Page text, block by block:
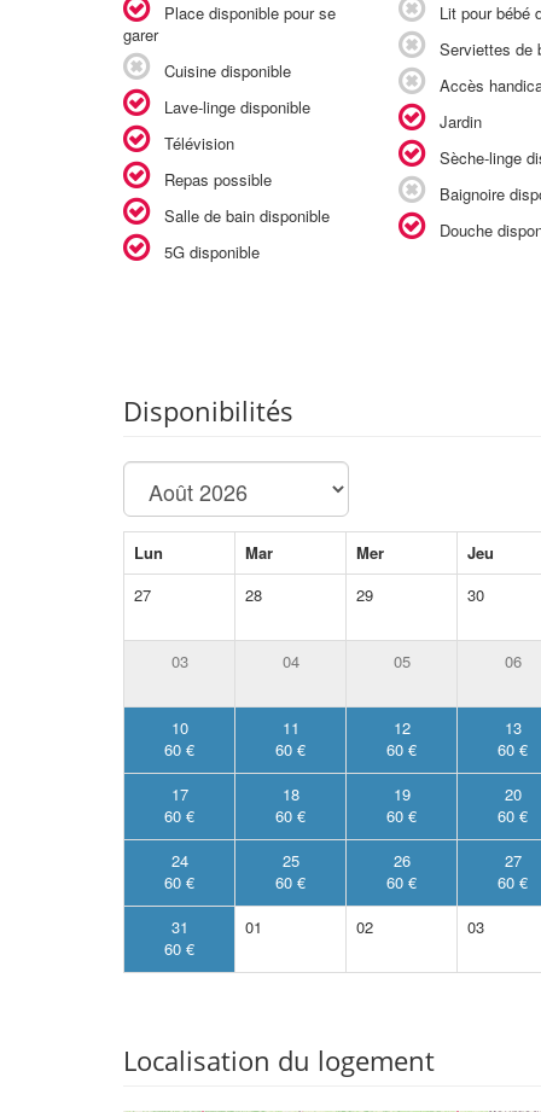
Place disponible pour se
garer
Cuisine disponible
Lave-linge disponible
Télévision
Repas possible
Salle de bain disponible
5G disponible
Lit pour bébé
Serviettes de
Accès
Jardin
Sèche-linge
Baignoire
Douche
Disponibilités
Lun Mar Mer
Jeu
27
28 29 30
03 04 05 06
10
60 €
11
60 €
12
60 €
13
60 €
17
60 €
18
60 €
19
60 €
20
60 €
24
60 €
25
60 €
26
60 €
27
60 €
31
60 €
01 02 03
Localisation du logement